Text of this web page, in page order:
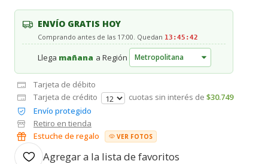
ENVÍO GRATIS HOY
Comprando antes de las 17:00. Quedan 13:45:41
Llega mañana a Región
Tarjeta de débito
Tarjeta de crédito
cuotas sin interés de $30.749
Envío protegido
Retiro en tienda
Estuche de regalo
VER FOTOS
Agregar a la lista de favoritos